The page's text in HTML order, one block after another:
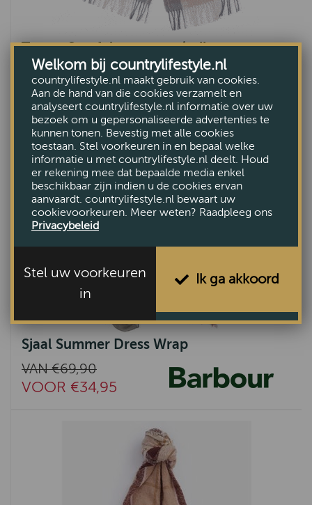
Tartan Scarf dames roze/grijs
VAN €49,90
VOOR €29,95
Sjaal Summer Dress Wrap
VAN €69,90
VOOR €34,95
Welkom bij countrylifestyle.nl
countrylifestyle.nl maakt gebruik van cookies.
Aan de hand van die cookies verzamelt en
analyseert countrylifestyle.nl informatie over uw
bezoek om u gepersonaliseerde advertenties te
kunnen tonen. Bevestig met alle cookies
toestaan. Stel voorkeuren in en bepaal welke
informatie u met countrylifestyle.nl deelt. Houd
er rekening mee dat bepaalde media enkel
beschikbaar zijn indien u de cookies ervan
aanvaardt. countrylifestyle.nl bewaart uw
cookievoorkeuren. Meer weten? Raadpleeg ons
Privacybeleid
Stel uw voorkeuren
in
Ik ga akkoord